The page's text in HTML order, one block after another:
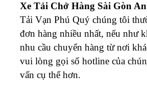
Xe Tải Chở Hàng Sài Gòn
Tải Vạn Phú Quý chúng tôi
đơn hàng nhiều nhất, nếu như
nhu cầu chuyển hàng từ nơi
vui lòng gọi số hotline của
vấn cụ thể hơn.